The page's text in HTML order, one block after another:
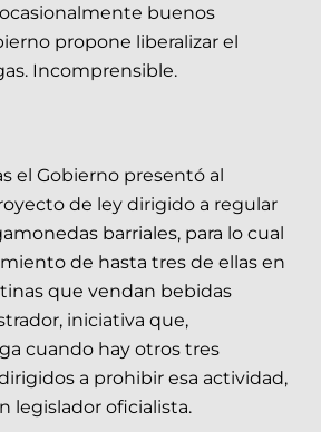
buenos
propone liberalizar el
Incomprensible.
el Gobierno presentó al
de ley dirigido a regular
barriales, para lo cual
de hasta tres de ellas en
que vendan bebidas
iniciativa que,
cuando hay otros tres
a prohibir esa actividad,
legislador oficialista.